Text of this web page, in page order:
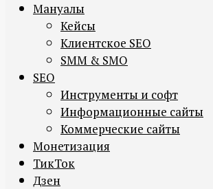
Мануалы
Кейсы
Клиентское SEO
SMM & SMO
SEO
Инструменты и софт
Информационные сайты
Коммерческие сайты
Монетизация
ТикТок
Дзен